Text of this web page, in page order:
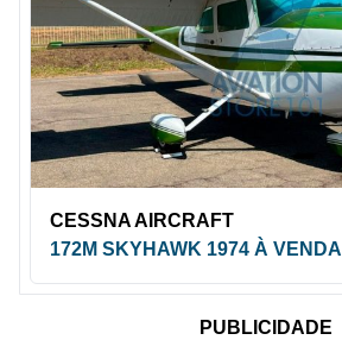
CESSNA AIRCRAFT
172M SKYHAWK 1974 À VENDA
PUBLICIDADE